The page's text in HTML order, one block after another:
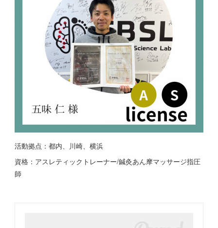
活動拠点：都内、川崎、横浜
資格：アスレティックトレーナー/鍼灸あん摩マッサージ指圧
師